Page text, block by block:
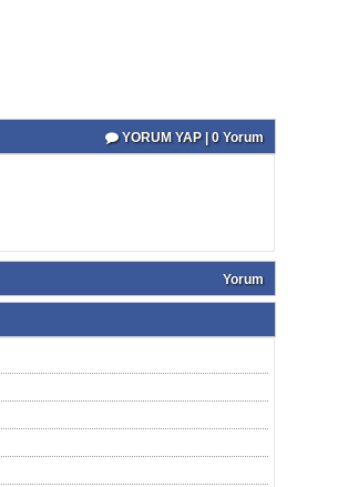
YORUM YAP | 0 Yorum
Yorum